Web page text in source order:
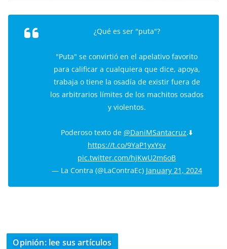
¿Qué es ser "puta"?
"Puta" se convirtió en el apelativo favorito
para calificar a cualquiera que dice, apoya,
trabaja o tiene la osadía de existir fuera de
los arbitrarios límites de los machitos osados
y violentos.
Poderoso texto de @DaniMSantacruz.⬇️
https://t.co/9YaP1yxYsv
pic.twitter.com/hjKwU2m6oB
— La Contra (@LaContraEc) January 21, 2024
Opinión: lee sus artículos